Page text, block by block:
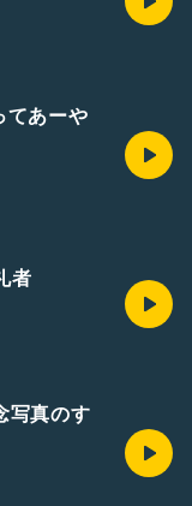
てあーや
者
写真のす